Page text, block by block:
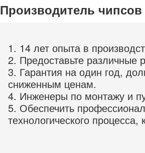
Производитель
1. 14 лет опыта в
2. Предоставьте различные
3. Гарантия на один год,
сниженным ценам.
4. Инженеры по монтажу и
5. Обеспечить
технологического